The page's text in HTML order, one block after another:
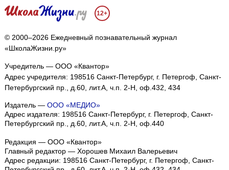
12+
© 2000–2026 Ежедневный познавательный журнал
«ШколаЖизни.ру»
Учредитель — ООО «Квантор»
Адрес учредителя: 198516 Санкт-Петербург, г. Петергоф, Санкт-
Петербургский пр., д.60, лит.А, ч.п. 2-Н, оф.432, 434
Издатель — ООО «МЕДИО»
Адрес издателя: 198516 Санкт-Петербург, г. Петергоф, Санкт-
Петербургский пр., д.60, лит.А, ч.п. 2-Н, оф.440
Редакция — ООО «Квантор»
Главный редактор — Хорошев Михаил Валерьевич
Адрес редакции: 198516 Санкт-Петербург, г. Петергоф, Санкт-